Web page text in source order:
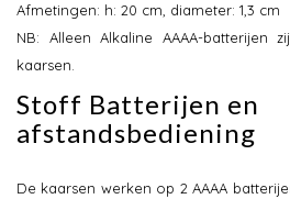
Afmetingen: h: 20 cm, diameter: 1,3 cm
NB: Alleen Alkaline AAAA-batterijen
kaarsen.
Stoff Batterijen en
afstandsbediening
De kaarsen werken op 2 AAAA